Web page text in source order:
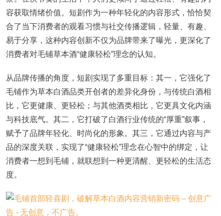
容获取情绪价值。短剧作为一种年轻化的内容形式，恰恰契
合了当下消费者的观看习惯与社交传播逻辑，轻量、有趣、
易于分享，这种内容创新不仅为品牌带来了曝光，更深化了
消费者对毛铺草本酒“健康轻松”理念的认知。
从品牌传播的角度，短剧实现了多重目标：其一，它强化了
毛铺作为草本白酒品类开创者的差异化身份，与传统白酒相
比，它更健康、更轻松；与其他酒类相比，它更具文化内涵
与科技底气。其二，它打破了白酒行业传统的“厚重”叙事，
赋予了品牌年轻化、时尚化的形象。其三，它通过内容与产
品的深度关联，实现了“健康轻松”理念在心智中的绑定，让
消费者一想到毛铺，就联想到一种更清醒、更轻松的生活态
度。